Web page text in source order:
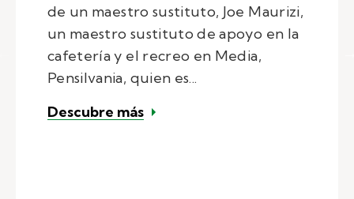
de un maestro sustituto, Joe Maurizi,
un maestro sustituto de apoyo en la
cafetería y el recreo en Media,
Pensilvania, quien es...
Descubre más– Historia de un profesor